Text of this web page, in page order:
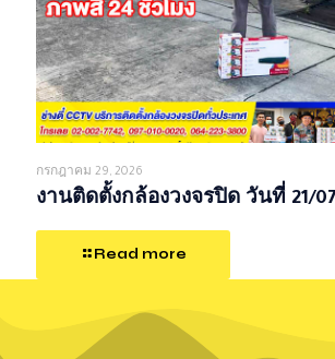
กรกฎาคม 29, 2026
งานติดตั้งกล้องวงจรปิด วันที่ 21/
Read more